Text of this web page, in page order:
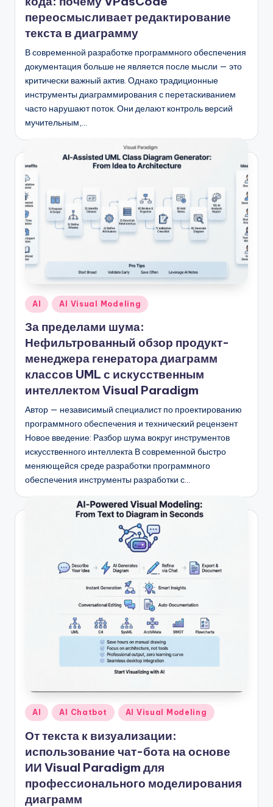
-
A
n
si
g
h
t
s
&
S
o
t
w
a
r
e
n
d
u
s
переосмысливает редактирование
текста в диаграмму
В современной разработке программного обеспечения
документация больше не является после мысли — это
критически важный актив. Однако традиционные
инструменты диаграммирования с перетаскиванием
часто нарушают поток. Они делают контроль версий
мучительным,…
Опубликовано
AI AI Visual Modeling
За пределами шума:
Нефильтрованный обзор продукт-
менеджера генератора диаграмм
классов UML с искусственным
интеллектом Visual Paradigm
Автор — независимый специалист по проектированию
программного обеспечения и технический рецензент
Новое введение: Разбор шума вокруг инструментов
искусственного интеллекта В современной быстро
меняющейся среде разработки программного
обеспечения инструменты разработки с…
Опубликовано
AI AI Chatbot AI Visual Modeling
От текста к визуализации:
использование чат-бота на основе
ИИ Visual Paradigm для
профессионального моделирования
диаграмм